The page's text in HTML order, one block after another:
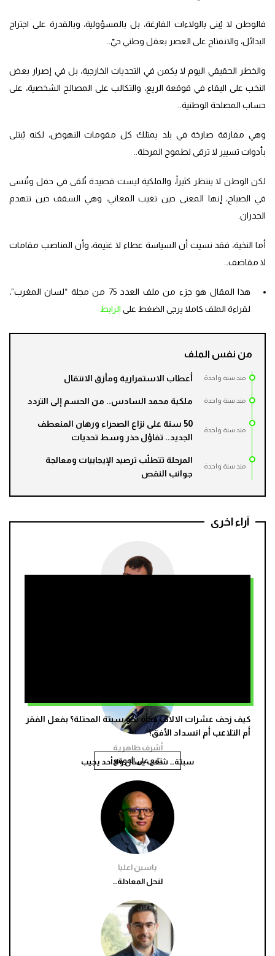
كيف زحف عشرات الالاف فجأة نحو سبتة المحتلة؟ بفعل الفقر
أم التلاعب أم انسداد الأفق؟
تابع على الموقع
فالوطن لا يُبنى بالولاءات الفارغة، بل بالمسؤولية، وبالقدرة على اجتراح
البدائل، والانفتاح على العصر بعقل وطني حيّ..
والخطر الحقيقي اليوم لا يكمن في التحديات الخارجية، بل في إصرار بعض
النخب على البقاء في قوقعة الريع، والتكالب على المصالح الشخصية، على
حساب المصلحة الوطنية..
وهي مفارقة صارخة في بلد يمتلك كل مقومات النهوض، لكنه يُبتلى
بأدوات تسيير لا ترقى لطموح المرحلة..
لكن الوطن لا ينتظر كثيراً، والملكية ليست قصيدة تُلقى في حفل وتُنسى
في الصباح، إنها المعنى حين تغيب المعاني، وهي السقف حين تتهدم
الجدران.
أما النخبة، فقد نسيت أن السياسة عطاء لا غنيمة، وأن المناصب مقامات
لا مقاصف…
هذا المقال هو جزء من ملف العدد 75 من مجلة “لسان المغرب”،
لقراءة الملف كاملا يرجى الضغط على الرابط
من نفس الملف
مند سنة واحدة أعطاب الاستمرارية ومأزق الانتقال
مند سنة واحدة ملكية محمد السادس.. من الحسم إلى التردد
مند سنة واحدة
50 سنة على نزاع الصحراء ورهان المنعطف
الجديد.. تفاؤل حذر وسط تحديات
مند سنة واحدة
المرحلة تتطلّب ترصيد الإيجابيات ومعالجة
جوانب النقص
آراء اخرى
أشرف طاهرية
سبتة… شعب يسأل ولا أحد يجيب
ياسين اعليا
لنحل المعادلة…